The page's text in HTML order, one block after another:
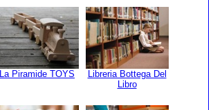
La Piramide TOYS
Libreria Bottega Del
Libro